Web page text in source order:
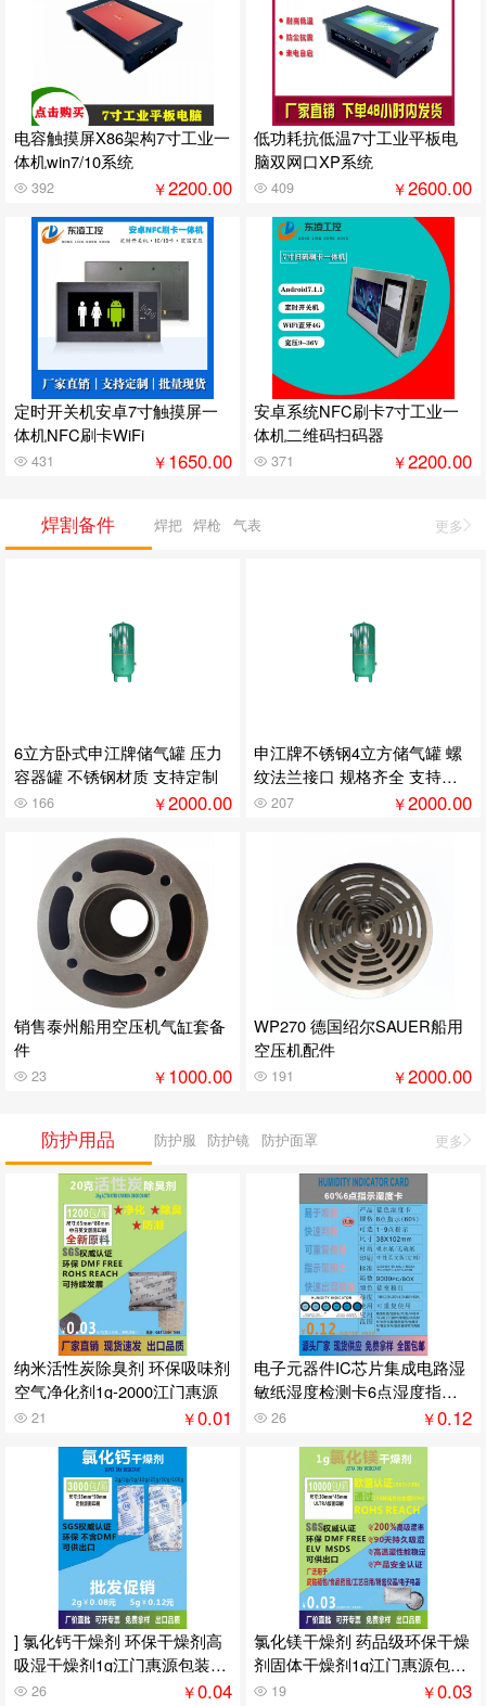
电容触摸屏X86架构7寸工业一
体机win7/10系统
392 ￥2200.00
低功耗抗低温7寸工业平板电
脑双网口XP系统
409 ￥2600.00
定时开关机安卓7寸触摸屏一
体机NFC刷卡WiFi
431 ￥1650.00
安卓系统NFC刷卡7寸工业一
体机二维码扫码器
371 ￥2200.00
焊割备件 焊把 焊枪 气表 更多
6立方卧式申江牌储气罐 压力
容器罐 不锈钢材质 支持定制
166 ￥2000.00
申江牌不锈钢4立方储气罐 螺
纹法兰接口 规格齐全 支持定
制 207 ￥2000.00
销售泰州船用空压机气缸套备
件
23 ￥1000.00
WP270 德国绍尔SAUER船用
空压机配件
191 ￥2000.00
防护用品 防护服 防护镜 防护面罩 更多
纳米活性炭除臭剂 环保吸味剂
空气净化剂1g-2000江门惠源
21 ￥0.01
电子元器件IC芯片集成电路湿
敏纸湿度检测卡6点湿度指示
卡显示
26 ￥0.12
] 氯化钙干燥剂 环保干燥剂高
吸湿干燥剂1g江门惠源包装供
应 26 ￥0.04
氯化镁干燥剂 药品级环保干燥
剂固体干燥剂1g江门惠源包装
供应
19 ￥0.03